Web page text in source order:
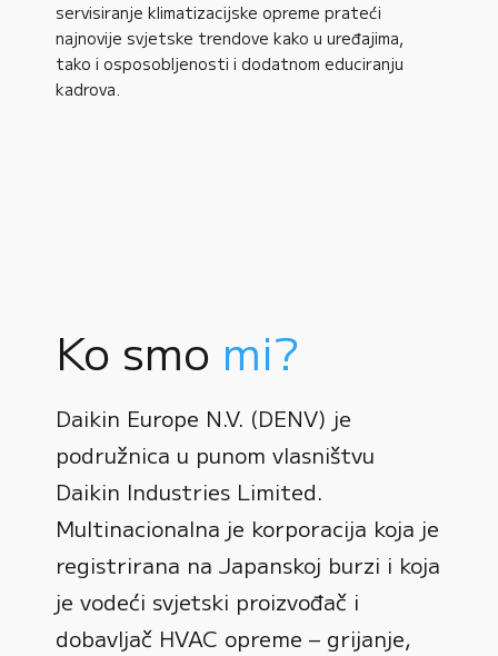
servisiranje klimatizacijske opreme prateći
najnovije svjetske trendove kako u uređajima,
tako i osposobljenosti i dodatnom educiranju
kadrova.
Ko smo mi?
Daikin Europe N.V. (DENV) je
podružnica u punom vlasništvu
Daikin Industries Limited.
Multinacionalna je korporacija koja je
registrirana na Japanskoj burzi i koja
je vodeći svjetski proizvođač i
dobavljač HVAC opreme – grijanje,
0